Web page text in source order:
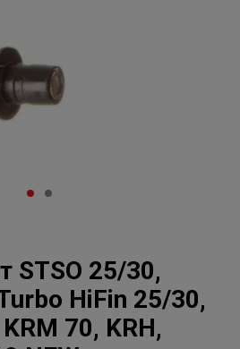
STSO 25/30,
HiFin 25/30,
70, KRH,